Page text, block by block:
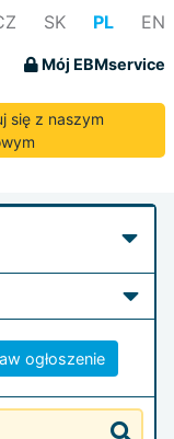
SK PL EN
Mój EBMservice
się z naszym
ogłoszenie